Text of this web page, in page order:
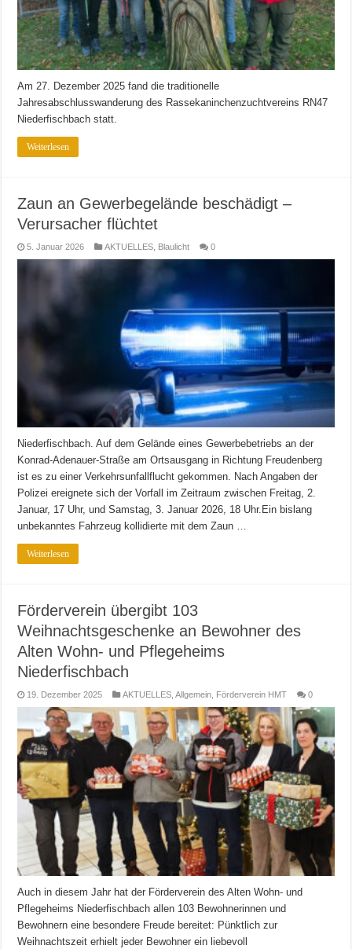
Am 27. Dezember 2025 fand die traditionelle
Jahresabschlusswanderung des Rassekaninchenzuchtvereins RN47
Niederfischbach statt.
Weiterlesen
Zaun an Gewerbegelände beschädigt –
Verursacher flüchtet
5. Januar 2026 AKTUELLES Blaulicht 0
Niederfischbach. Auf dem Gelände eines Gewerbebetriebs an der
Konrad-Adenauer-Straße am Ortsausgang in Richtung Freudenberg
ist es zu einer Verkehrsunfallflucht gekommen. Nach Angaben der
Polizei ereignete sich der Vorfall im Zeitraum zwischen Freitag, 2.
Januar, 17 Uhr, und Samstag, 3. Januar 2026, 18 Uhr.Ein bislang
unbekanntes Fahrzeug kollidierte mit dem Zaun …
Weiterlesen
Förderverein übergibt 103
Weihnachtsgeschenke an Bewohner des
Alten Wohn- und Pflegeheims
Niederfischbach
19. Dezember 2025 AKTUELLES ,Allgemein Förderverein HMT 0
Auch in diesem Jahr hat der Förderverein des Alten Wohn- und
Pflegeheims Niederfischbach allen 103 Bewohnerinnen und
Bewohnern eine besondere Freude bereitet: Pünktlich zur
Weihnachtszeit erhielt jeder Bewohner ein liebevoll